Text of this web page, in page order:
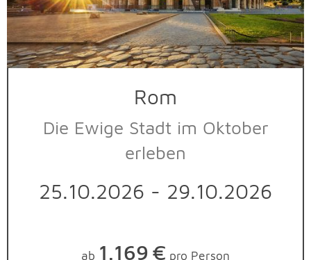
Rom
Die Ewige Stadt im Oktober
erleben
25.10.2026 - 29.10.2026
ab 1.169 € pro Person